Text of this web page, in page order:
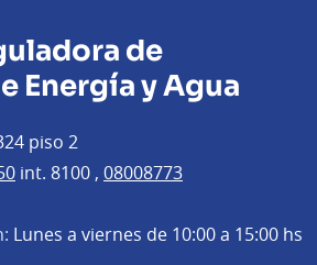
de
Energía y Agua
piso 2
int. 8100 , 08008773
Lunes a viernes de 10:00 a 15:00 hs